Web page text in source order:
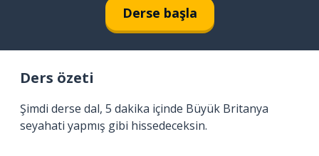
Derse başla
Ders özeti
Şimdi derse dal, 5 dakika içinde Büyük Britanya
seyahati yapmış gibi hissedeceksin.